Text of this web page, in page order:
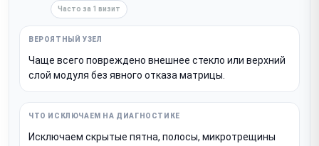
Часто за 1 визит
Чаще всего повреждено внешнее стекло или верхний
слой модуля без явного отказа матрицы.
Исключаем скрытые пятна, полосы, микротрещины